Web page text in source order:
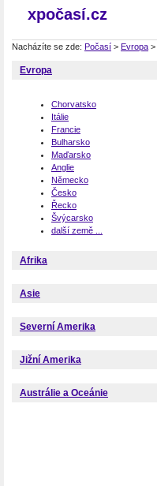
xpočasí.cz
Nacházíte se zde: Počasí > Evropa >
Evropa
Chorvatsko
Itálie
Francie
Bulharsko
Maďarsko
Anglie
Německo
Česko
Řecko
Švýcarsko
další země ...
Afrika
Asie
Severní Amerika
Jižní Amerika
Austrálie a Oceánie